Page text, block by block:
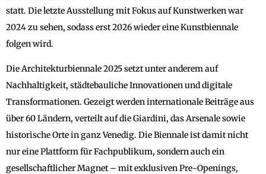
statt. Die letzte Ausstellung mit Fokus auf Kunstwerken war
2024 zu sehen, sodass erst 2026 wieder eine Kunstbiennale
folgen wird.
Die Architekturbiennale 2025 setzt unter anderem auf
Nachhaltigkeit, städtebauliche Innovationen und digitale
Transformationen. Gezeigt werden internationale Beiträge aus
über 60 Ländern, verteilt auf die Giardini, das Arsenale sowie
historische Orte in ganz Venedig. Die Biennale ist damit nicht
nur eine Plattform für Fachpublikum, sondern auch ein
gesellschaftlicher Magnet – mit exklusiven Pre-Openings,